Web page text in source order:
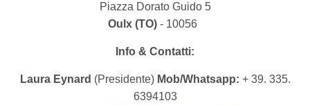
Piazza Dorato Guido 5
Oulx (TO)- 10056
Info & Contatti:
Laura Eynard (Presidente) Mob/Whatsapp: + 39. 335.
6394103